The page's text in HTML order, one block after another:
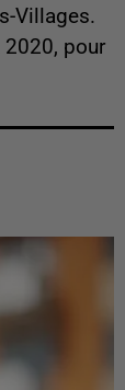
Villages.
2020, pour